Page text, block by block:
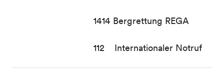
1414 Bergrettung REGA
112 Internationaler Notruf